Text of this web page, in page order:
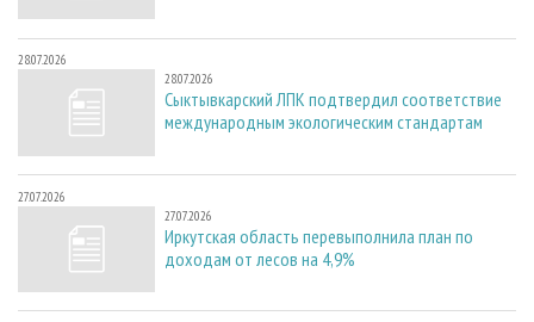
28.07.2026
28.07.2026
Сыктывкарский ЛПК подтвердил соответствие
международным экологическим стандартам
27.07.2026
27.07.2026
Иркутская область перевыполнила план по
доходам от лесов на 4,9%